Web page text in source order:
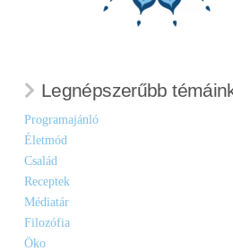
Legnépszerűbb
Programajánló
Életmód
Család
Receptek
Médiatár
Filozófia
Öko